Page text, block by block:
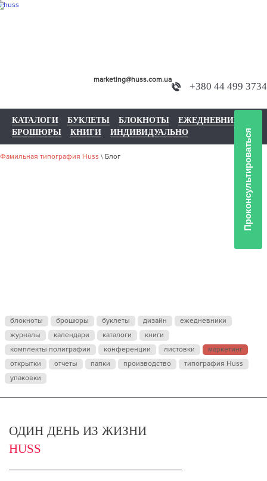
+380 44 499 3734
marketing@huss.com.ua
КАТАЛОГИ БУКЛЕТЫ БЛОКНОТЫ
ЕЖЕДНЕВНИКИ
БРОШЮРЫ
КНИГИ ИНДИВИДУАЛЬНО
Фамильная типография Huss \ Блог
блокноты брошюры буклеты дизайн
ежедневники
журналы
календари каталоги
книги
комплекты полиграфии
конференции листовки
маркетинг
открытки
отчеты папки производство
типография Huss
упаковки
ОДИН ДЕНЬ ИЗ ЖИЗНИ
HUSS
Проконсультироваться